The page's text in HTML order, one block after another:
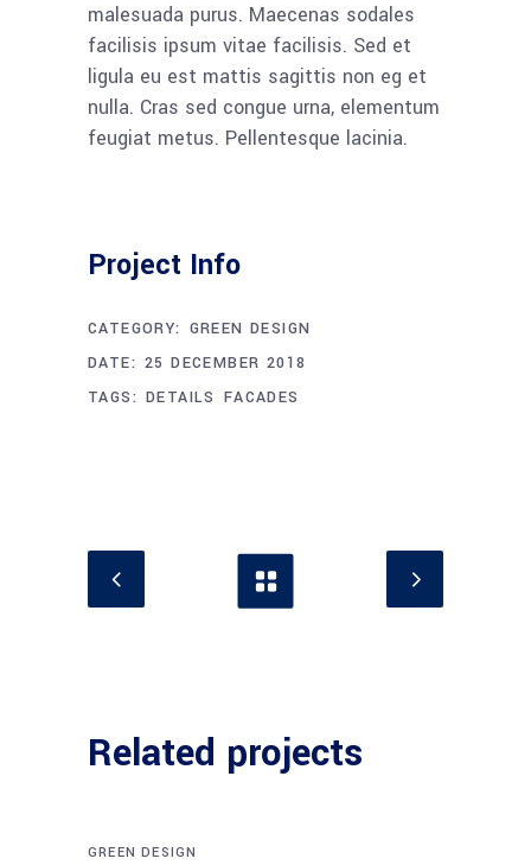
malesuada purus. Maecenas sodales
facilisis ipsum vitae facilisis. Sed et
ligula eu est mattis sagittis non eg et
nulla. Cras sed congue urna, elementum
feugiat metus. Pellentesque lacinia.
Project Info
CATEGORY: GREEN DESIGN
DATE: 25 DECEMBER 2018
TAGS: DETAILS FACADES
Related projects
GREEN DESIGN